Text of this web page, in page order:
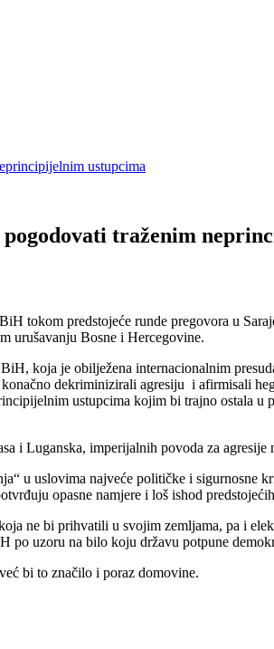
ustupcima
traženim
tokom predstojeće runde pregovora u
urušavanju Bosne i Hercegovine.
koja je obilježena internacionalnim
dekriminizirali agresiju i afirmisali
ustupcima kojim bi trajno ostala u
i Luganska, imperijalnih povoda za
u uslovima najveće političke i
opasne namjere i loš ishod
ne bi prihvatili u svojim zemljama, pa i
uzoru na bilo koju državu potpune
bi to značilo i poraz domovine.